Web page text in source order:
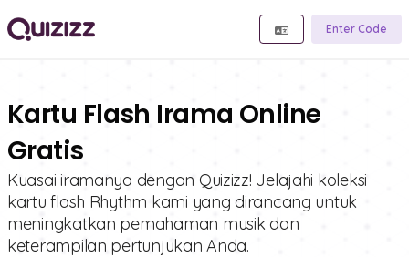
Enter Code
Kartu Flash Irama Online
Gratis
Kuasai iramanya dengan Quizizz! Jelajahi koleksi
kartu flash Rhythm kami yang dirancang untuk
meningkatkan pemahaman musik dan
keterampilan pertunjukan Anda.